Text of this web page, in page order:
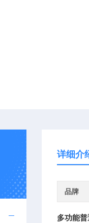
详细介
品牌
多功能